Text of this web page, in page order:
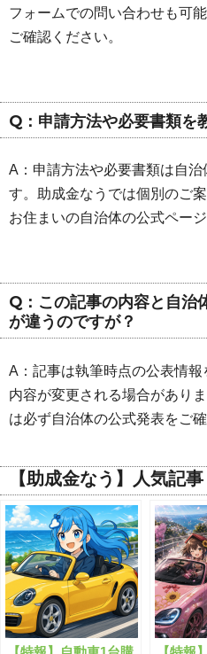
フォームでの問い合わせも可
ご確認ください。
Q：申請方法や必要書類を
A：申請方法や必要書類は自治
す。助成金なうでは個別のご
お住まいの自治体の公式ペー
Q：この記事の内容と自治
が違うのですが？
A：記事は執筆時点の公表情
内容が変更される場合があり
は必ず自治体の公式発表をご確
【助成金なう】人気記